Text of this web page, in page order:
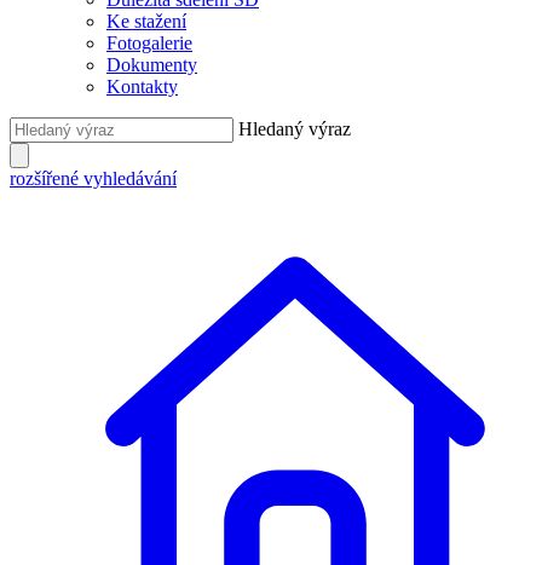
Ke stažení
Fotogalerie
Dokumenty
Kontakty
Hledaný výraz
rozšířené vyhledávání